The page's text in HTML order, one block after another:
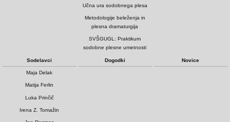
Učna ura sodobnega plesa
Metodologije beleženja in
plesna dramaturgija
SVŠGUGL: Praktikum
sodobne plesne umetnosti
Sodelavci
Maja Delak
Matija Ferlin
Luka Prinčič
Irena Z. Tomažin
Dogodki Novice